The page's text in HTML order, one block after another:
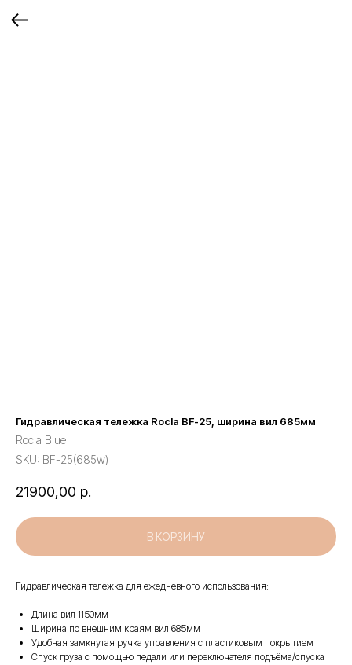
Гидравлическая тележка Rocla BF-25, ширина вил 685мм
Rocla Blue
SKU: BF-25(685w)
21900,00 р.
В КОРЗИНУ
Гидравлическая тележка для ежедневного использования:
Длина вил 1150мм
Ширина по внешним краям вил 685мм
Удобная замкнутая ручка управления с пластиковым покрытием
Спуск груза с помощью педали или переключателя подъёма/спуска